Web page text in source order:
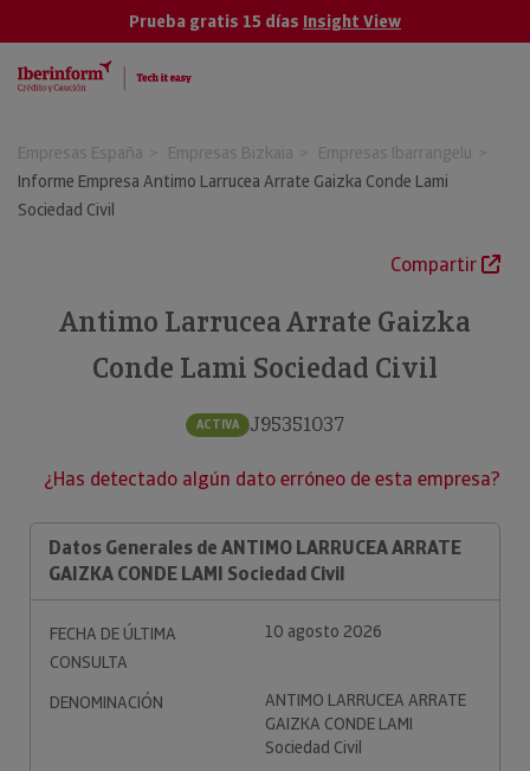
Prueba gratis 15 días Insight View
Empresas España Empresas Bizkaia
Empresas Ibarrangelu
Informe Empresa Antimo Larrucea Arrate Gaizka Conde Lami
Sociedad Civil
Compartir
Antimo Larrucea Arrate Gaizka
Conde Lami Sociedad Civil
ACTIVA J95351037
¿Has detectado algún dato erróneo de esta empresa?
Datos Generales de ANTIMO LARRUCEA ARRATE
GAIZKA CONDE LAMI Sociedad Civil
FECHA DE ÚLTIMA
CONSULTA
10 agosto 2026
DENOMINACIÓN
ANTIMO LARRUCEA ARRATE
GAIZKA CONDE LAMI
Sociedad Civil